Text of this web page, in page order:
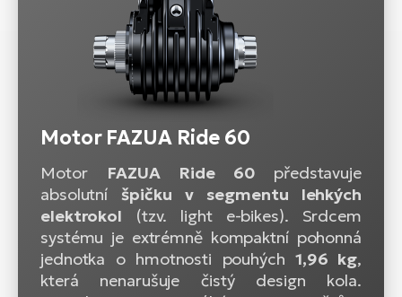
Motor FAZUA Ride 60
Motor FAZUA Ride 60představuje
absolutní špičku v segmentu lehkých
elektrokol (tzv. light e-bikes). Srdcem
systému je extrémně kompaktní pohonná
jednotka o hmotnosti pouhých1,96 kg,
která nenarušuje čistý design kola.